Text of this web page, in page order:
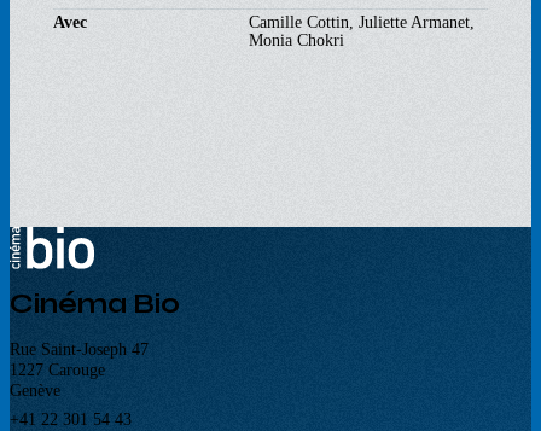
Avec
Camille Cottin, Juliette Armanet,
Monia Chokri
Cinéma Bio
Rue Saint-Joseph 47
1227 Carouge
Genève
+41 22 301 54 43